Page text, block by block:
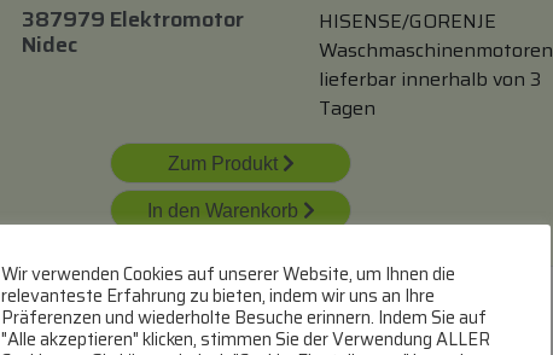
387979 Elektromotor
Nidec
HISENSE/GORENJE
Waschmaschinenmotoren
lieferbar innerhalb von 3
Tagen
Zum Produkt
In den Warenkorb
Wu126t55e02
1327822001 Motor
Wir verwenden Cookies auf unserer Website, um Ihnen die
relevanteste Erfahrung zu bieten, indem wir uns an Ihre
Präferenzen und wiederholte Besuche erinnern. Indem Sie auf
"Alle akzeptieren" klicken, stimmen Sie der Verwendung ALLER